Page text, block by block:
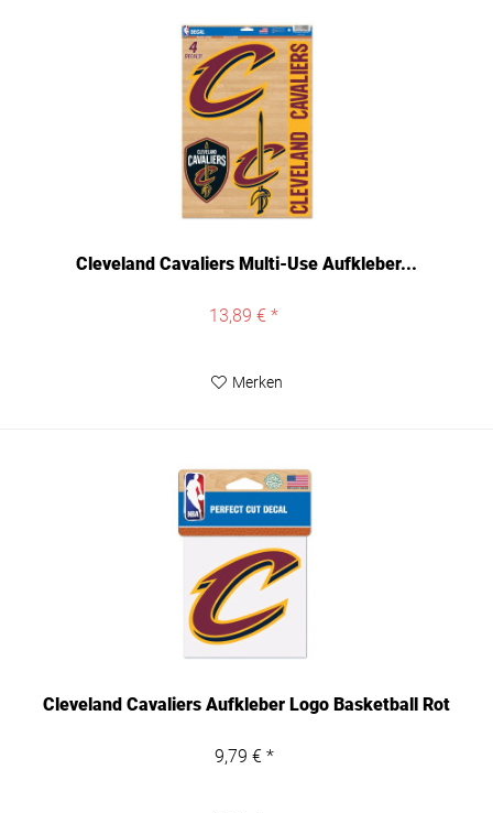
Cleveland Cavaliers Multi-Use Aufkleber...
13,89 € *
Merken
Cleveland Cavaliers Aufkleber Logo Basketball Rot
9,79 € *